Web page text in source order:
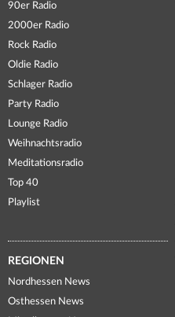
90er Radio
2000er Radio
Rock Radio
Oldie Radio
Schlager Radio
Party Radio
Lounge Radio
Weihnachtsradio
Meditationsradio
Top 40
Playlist
REGIONEN
Nordhessen News
Osthessen News